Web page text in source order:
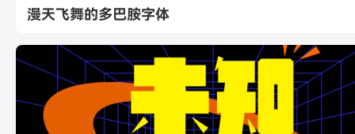
漫天飞舞的多巴胺字体